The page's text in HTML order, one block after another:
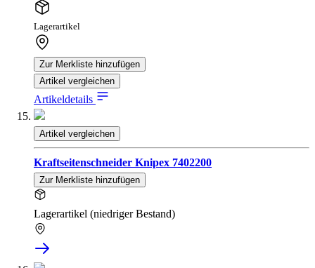
Lagerartikel
Zur Merkliste hinzufügen
Artikel vergleichen
Artikeldetails
Artikel vergleichen
Kraftseitenschneider Knipex 7402200
Zur Merkliste hinzufügen
Lagerartikel (niedriger Bestand)